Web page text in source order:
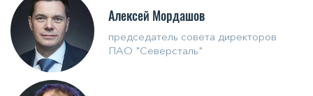
Алексей Мордашов
председатель совета директоров
ПАО "Северсталь"